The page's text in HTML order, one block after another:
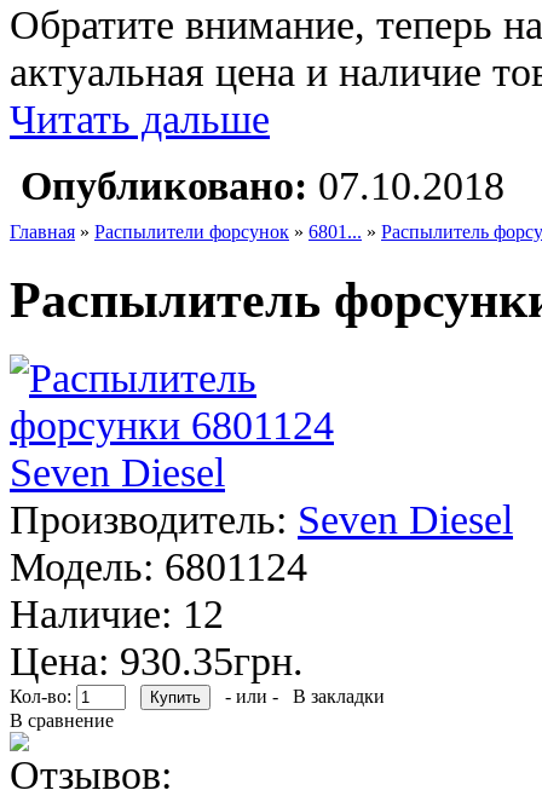
Обратите внимание, теперь
актуальная цена и наличие
Читать дальше
Опубликовано: 07.10.2018
Главная » Распылители форсунок » 6801... » Распылитель
Распылитель
Производитель: Seven Diesel
Модель: 6801124
Наличие: 12
Цена: 930.35грн.
Кол-во: - или -
В закладки
В сравнение